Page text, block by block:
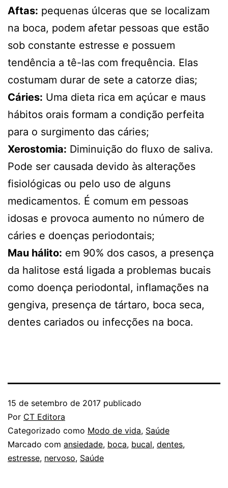
Aftas: pequenas úlceras que se localizam
na boca, podem afetar pessoas que estão
sob constante estresse e possuem
tendência a tê-las com frequência. Elas
costumam durar de sete a catorze dias;
Cáries: Uma dieta rica em açúcar e maus
hábitos orais formam a condição perfeita
para o surgimento das cáries;
Xerostomia: Diminuição do fluxo de saliva.
Pode ser causada devido às alterações
fisiológicas ou pelo uso de alguns
medicamentos. É comum em pessoas
idosas e provoca aumento no número de
cáries e doenças periodontais;
Mau hálito: em 90% dos casos, a presença
da halitose está ligada a problemas bucais
como doença periodontal, inflamações na
gengiva, presença de tártaro, boca seca,
dentes cariados ou infecções na boca.
15 de setembro de 2017 publicado
Por CT Editora
Categorizado como Modo de vida, Saúde
Marcado com ansiedade, boca, bucal, dentes,
estresse, nervoso, Saúde